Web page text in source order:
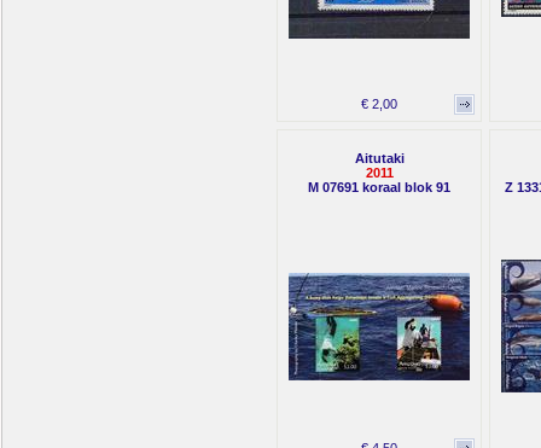
€ 2,00
Aitutaki
2011
M 07691 koraal blok 91
Z